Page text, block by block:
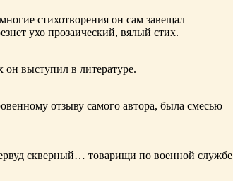
стихотворения он сам завещал
ухо прозаический, вялый стих.
выступил в литературе.
отзыву самого автора, была смесью
скверный… товарищи по военной службе